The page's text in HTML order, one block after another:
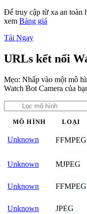
Để truy cập từ xa an toàn
xem Bảng giá
Tải Ngay
URLs kết nối
Mẹo: Nhấp vào một mô
Watch Bot Camera của
MÔ HÌNH LOẠI
Unknown FFMPEG
Unknown MJPEG
Unknown FFMPEG
Unknown JPEG